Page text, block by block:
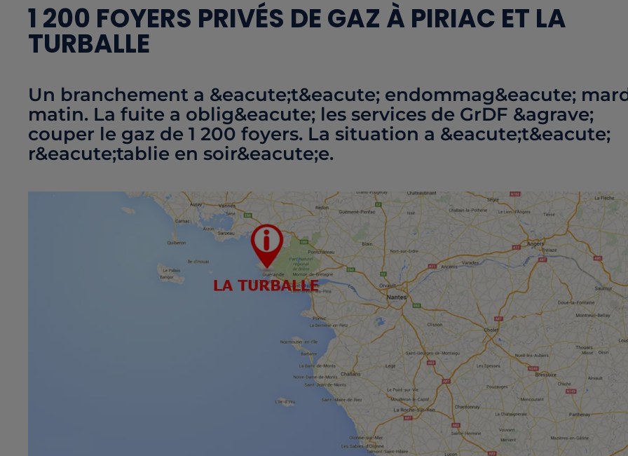
1 200 FOYERS PRIVÉS DE GAZ À PIRIAC ET LA
TURBALLE
Un branchement a &eacute;t&eacute; endommag&eacute;
matin. La fuite a oblig&eacute; les services de GrDF &agrave;
couper le gaz de 1 200 foyers. La situation a &eacute;t&eacute;
r&eacute;tablie en soir&eacute;e.